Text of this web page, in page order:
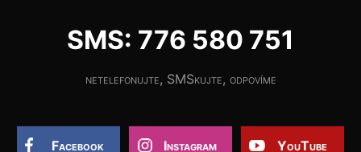
SMS: 776 580 751
netelefonujte, SMSkujte, odpovíme
Facebook Instagram YouTube